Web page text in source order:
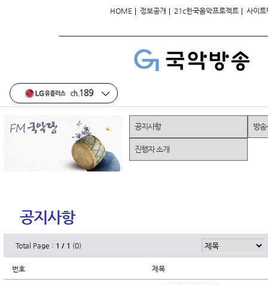
HOME | 정보공개 | 21c한국음악프로젝트 | 사이트
공지사항
Total Page : 1 / 1 (0)
번호 제목
공지사항 방
진행자 소개